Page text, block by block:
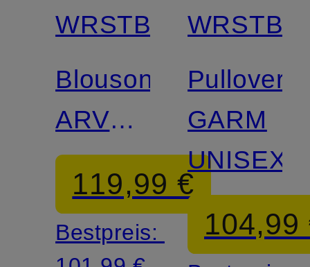
WRSTBHVR
Blouson
ARVEN
V2
119,99 €
Bestpreis:
Pullover
GARM
UNISEX
104,99